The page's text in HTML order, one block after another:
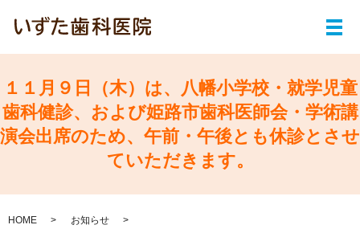
メ
１１月９日（木）は、八幡小学校・就学児童
歯科健診、および姫路市歯科医師会・学術講
演会出席のため、午前・午後とも休診とさせ
ていただきます。
HOME
お知らせ